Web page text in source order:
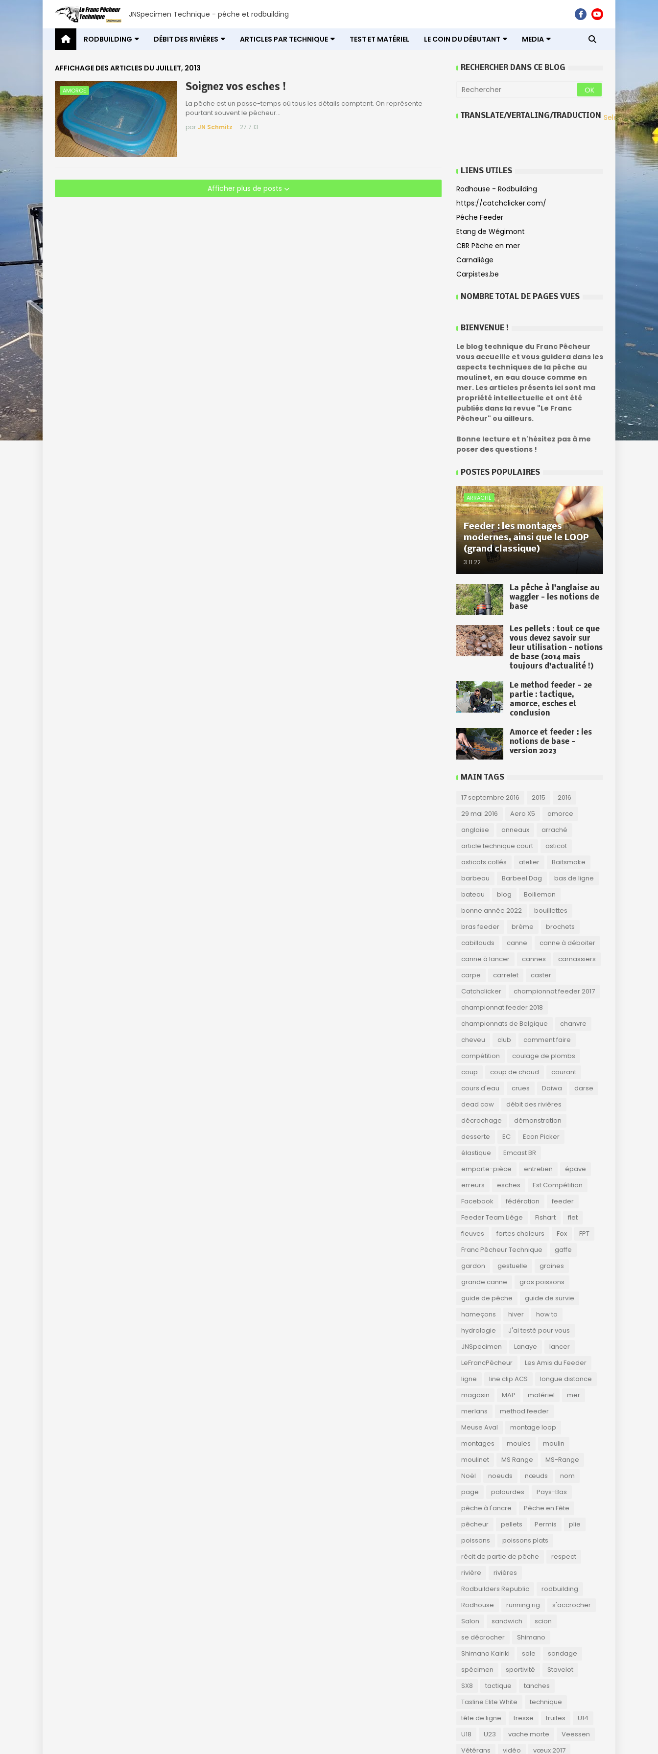
JNSpecimen Technique - pêche et rodbuilding
RODBUILDING DÉBIT DES RIVIÈRES ARTICLES PAR TECHNIQUE TEST ET MATÉRIEL LE COIN DU DÉBUTANT MEDIA
AFFICHAGE DES ARTICLES DU JUILLET, 2013
AMORCE Soignez vos esches !
La pêche est un passe-temps où tous les détails comptent. On représente
pourtant souvent le pêcheur…
par JN Schmitz - 27.7.13
Afficher plus de posts
RECHERCHER DANS CE BLOG
TRANSLATE/VERTALING/TRADUCTION Select
LIENS UTILES
Rodhouse - Rodbuilding
https://catchclicker.com/
Pêche Feeder
Etang de Wégimont
CBR Pêche en mer
Carnaliège
Carpistes.be
NOMBRE TOTAL DE PAGES VUES
BIENVENUE !
Le blog technique du Franc Pêcheur
vous accueille et vous guidera dans les
aspects techniques de la pêche au
moulinet, en eau douce comme en
mer. Les articles présents ici sont ma
propriété intellectuelle et ont été
publiés dans la revue "Le Franc
Pêcheur" ou ailleurs.
Bonne lecture et n'hésitez pas à me
poser des questions !
POSTES POPULAIRES
ARRACHÉ
Feeder : les montages
modernes, ainsi que le LOOP
(grand classique)
3.11.22
La pêche à l'anglaise au
waggler - les notions de
base
Les pellets : tout ce que
vous devez savoir sur
leur utilisation - notions
de base (2014 mais
toujours d'actualité !)
Le method feeder - 2e
partie : tactique,
amorce, esches et
conclusion
Amorce et feeder : les
notions de base -
version 2023
MAIN TAGS
17 septembre 2016 2015
2016
29 mai 2016
Aero X5
amorce
anglaise
anneaux
arraché
article technique court
asticot
asticots collés
atelier
Baitsmoke
barbeau
Barbeel Dag
bas de ligne
bateau
blog
Boilieman
bonne année 2022
bouillettes
bras feeder
brème
brochets
cabillauds
canne
canne à déboiter
canne à lancer
cannes
carnassiers
carpe
carrelet
caster
Catchclicker
championnat feeder 2017
championnat feeder 2018
championnats de Belgique
chanvre
cheveu
club
comment faire
compétition
coulage de plombs
coup
coup de chaud
courant
cours d'eau
crues Daiwa
darse
dead cow
débit des rivières
décrochage
démonstration
desserte
EC
Econ Picker
élastique
Emcast BR
emporte-pièce
entretien
épave
erreurs
esches
Est Compétition
Facebook
fédération
feeder
Feeder Team Liège
Fishart
flet
fleuves
fortes chaleurs Fox
FPT
Franc Pêcheur Technique
gaffe
gardon
gestuelle
graines
grande canne
gros poissons
guide de pêche
guide de survie
hameçons
hiver
how to
hydrologie
J'ai testé pour vous
JNSpecimen
Lanaye
lancer
LeFrancPêcheur
Les Amis du Feeder
ligne
line clip ACS
longue distance
magasin
MAP matériel
mer
merlans
method feeder
Meuse Aval
montage loop
montages
moules
moulin
moulinet
MS Range
MS-Range
Noël
noeuds nœuds
nom
page
palourdes
Pays-Bas
pêche à l'ancre
Pêche en Fête
pêcheur
pellets Permis
plie
poissons
poissons plats
récit de partie de pêche
respect
rivière
rivières
Rodbuilders Republic
rodbuilding
Rodhouse
running rig
s'accrocher
Salon
sandwich
scion
se décrocher
Shimano
Shimano Kairiki
sole
sondage
spécimen
sportivité
Stavelot
SX8
tactique
tanches
Tasline Elite White
technique
tête de ligne
tresse truites
U14
U18
U23 vache morte
Veessen
Vétérans
vidéo vœux 2017